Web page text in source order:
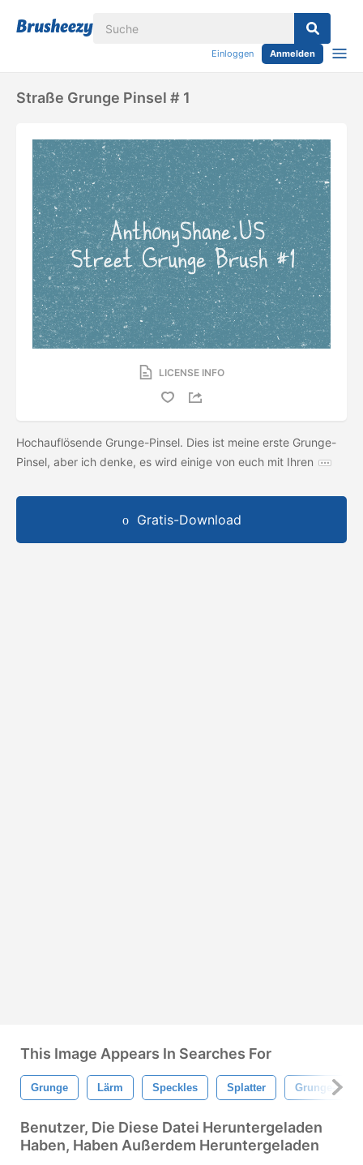
Einloggen Anmelden
Straße Grunge Pinsel # 1
LICENSE INFO
Hochauflösende Grunge-Pinsel. Dies ist meine erste Grunge-
Pinsel, aber ich denke, es wird einige von euch mit Ihren
Gratis-Download
This Image Appears In Searches For
Grunge Lärm Speckles Splatter Grunge-
Benutzer, Die Diese Datei Heruntergeladen
Haben, Haben Außerdem Heruntergeladen